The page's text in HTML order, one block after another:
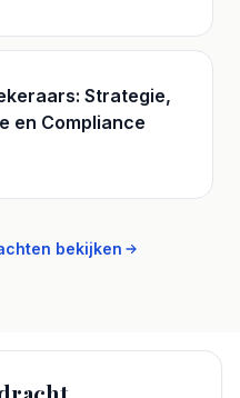
Strategie,
en Compliance
bekijken